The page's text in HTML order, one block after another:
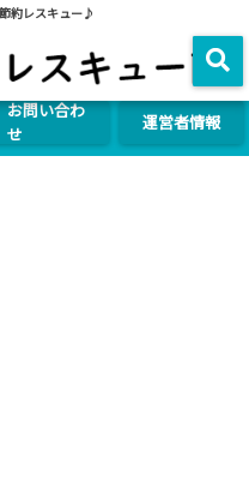
約レスキュー♪
お問い合わ
せ
運営者情報